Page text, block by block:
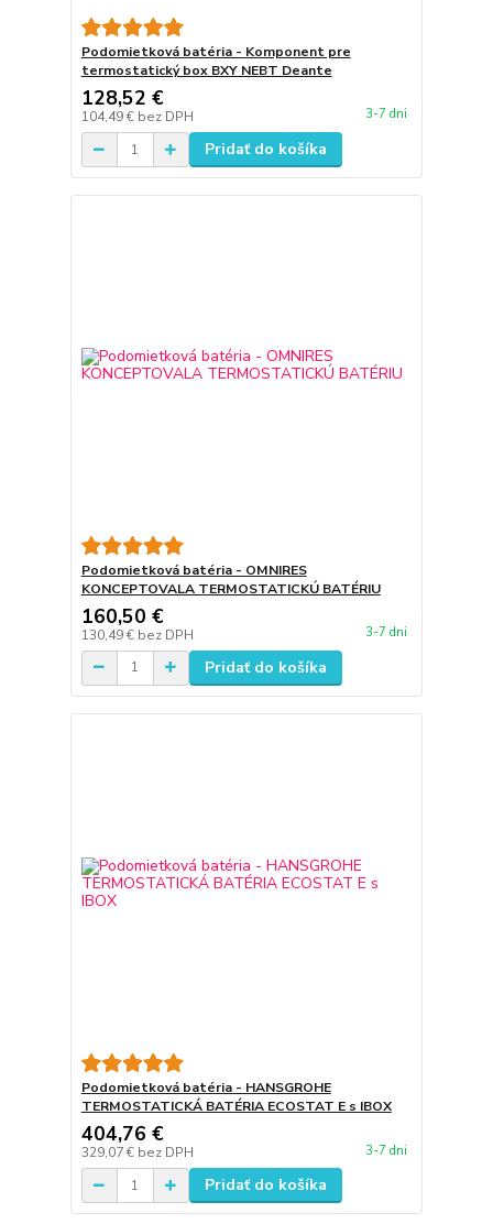
Podomietková batéria - Komponent pre
termostatický box BXY NEBT Deante
128,52 €
104,49 € bez DPH 3-7 dni
Pridať do košíka
Podomietková batéria - OMNIRES
KONCEPTOVALA TERMOSTATICKÚ BATÉRIU
160,50 €
130,49 € bez DPH 3-7 dni
Pridať do košíka
Podomietková batéria - HANSGROHE
TERMOSTATICKÁ BATÉRIA ECOSTAT E s IBOX
404,76 €
329,07 € bez DPH 3-7 dni
Pridať do košíka